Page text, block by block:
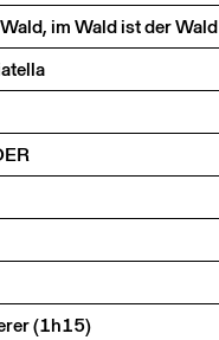
im Wald ist der Wald
(1h15)